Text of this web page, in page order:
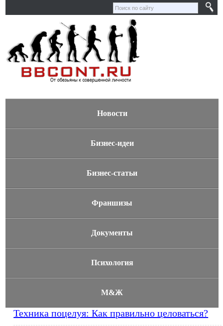
Новости
Бизнес-идеи
Бизнес-статьи
Франшизы
Документы
Психология
М&Ж
Техника поцелуя: Как правильно целоваться?